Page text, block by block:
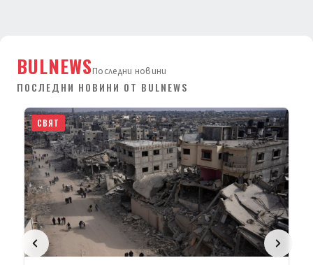
BULNEWSПоследни новини
ПОСЛЕДНИ НОВИНИ ОТ BULNEWS
СВЯТ